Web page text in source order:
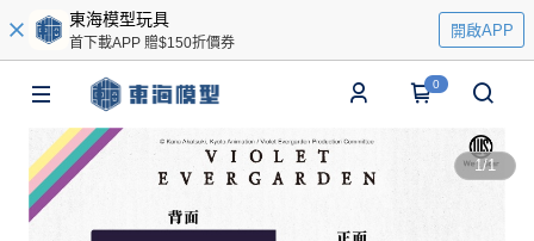
東海模型玩具
首下載APP 贈$150折價券
開啟APP
0
1/1